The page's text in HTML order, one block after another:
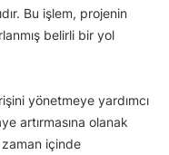
Bu işlem, projenin
belirli bir yol
yönetmeye yardımcı
artırmasına olanak
zaman içinde